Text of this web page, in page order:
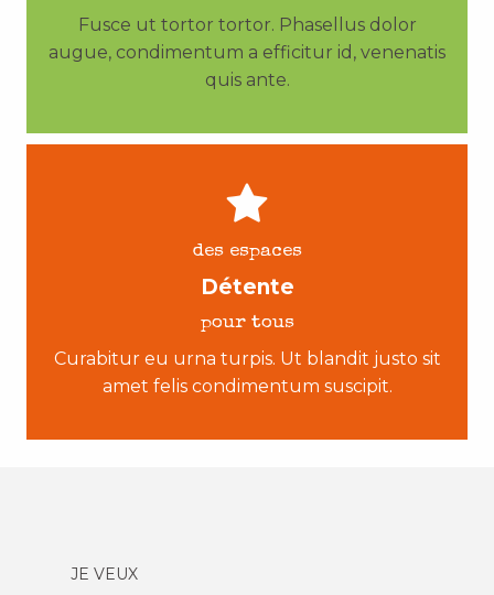
Fusce ut tortor tortor. Phasellus dolor
augue, condimentum a efficitur id, venenatis
quis ante.
des espaces
Détente
pour tous
Curabitur eu urna turpis. Ut blandit justo sit
amet felis condimentum suscipit.
JE VEUX